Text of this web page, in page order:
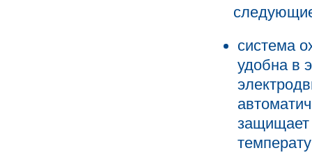
система
удобна в
защищает